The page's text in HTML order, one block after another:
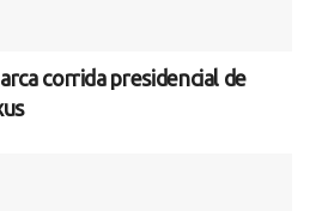
corrida presidencial de